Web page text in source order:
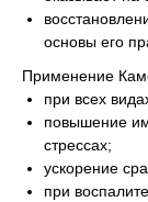
основы его
Применение
при всех
повышение
стрессах;
ускорение
при